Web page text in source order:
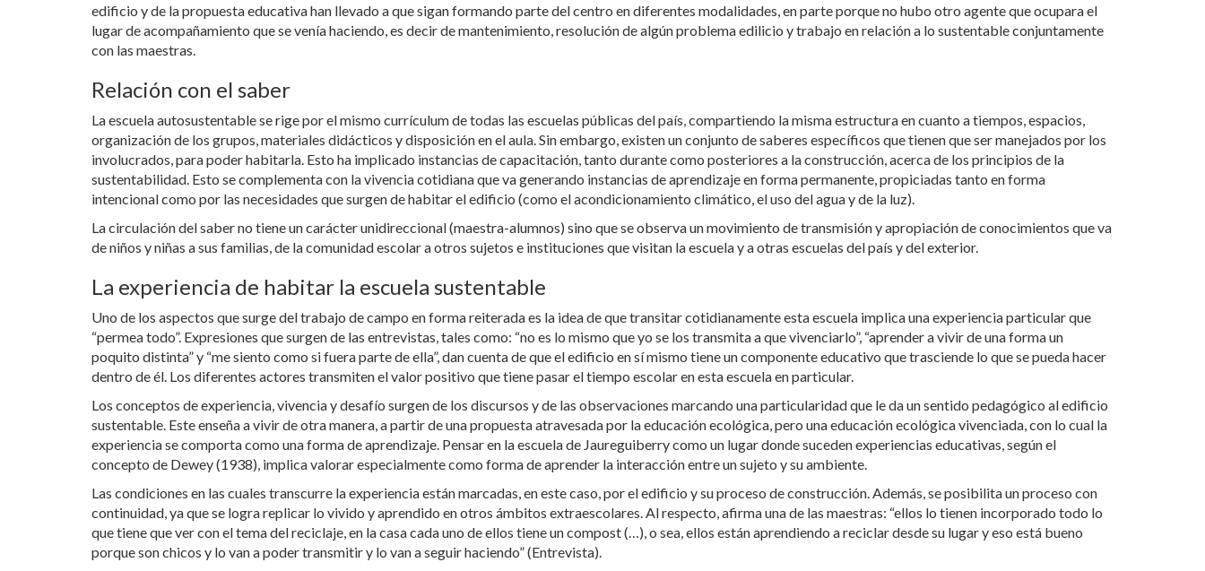
edificio y de la propuesta educativa han llevado a que sigan formando parte del centro en diferentes modalidades, en parte porque no hubo otro agente que ocupara el
lugar de acompañamiento que se venía haciendo, es decir de mantenimiento, resolución de algún problema edilicio y trabajo en relación a lo sustentable conjuntamente
con las maestras.
Relación con el saber
La escuela autosustentable se rige por el mismo currículum de todas las escuelas públicas del país, compartiendo la misma estructura en cuanto a tiempos, espacios,
organización de los grupos, materiales didácticos y disposición en el aula. Sin embargo, existen un conjunto de saberes específicos que tienen que ser manejados por los
involucrados, para poder habitarla. Esto ha implicado instancias de capacitación, tanto durante como posteriores a la construcción, acerca de los principios de la
sustentabilidad. Esto se complementa con la vivencia cotidiana que va generando instancias de aprendizaje en forma permanente, propiciadas tanto en forma
intencional como por las necesidades que surgen de habitar el edificio (como el acondicionamiento climático, el uso del agua y de la luz).
La circulación del saber no tiene un carácter unidireccional (maestra-alumnos) sino que se observa un movimiento de transmisión y apropiación de conocimientos que va
de niños y niñas a sus familias, de la comunidad escolar a otros sujetos e instituciones que visitan la escuela y a otras escuelas del país y del exterior.
La experiencia de habitar la escuela sustentable
Uno de los aspectos que surge del trabajo de campo en forma reiterada es la idea de que transitar cotidianamente esta escuela implica una experiencia particular que
“permea todo”. Expresiones que surgen de las entrevistas, tales como: “no es lo mismo que yo se los transmita a que vivenciarlo”, “aprender a vivir de una forma un
poquito distinta” y “me siento como si fuera parte de ella”, dan cuenta de que el edificio en sí mismo tiene un componente educativo que trasciende lo que se pueda hacer
dentro de él. Los diferentes actores transmiten el valor positivo que tiene pasar el tiempo escolar en esta escuela en particular.
Los conceptos de experiencia, vivencia y desafío surgen de los discursos y de las observaciones marcando una particularidad que le da un sentido pedagógico al edificio
sustentable. Este enseña a vivir de otra manera, a partir de una propuesta atravesada por la educación ecológica, pero una educación ecológica vivenciada, con lo cual la
experiencia se comporta como una forma de aprendizaje. Pensar en la escuela de Jaureguiberry como un lugar donde suceden experiencias educativas, según el
concepto de Dewey (1938), implica valorar especialmente como forma de aprender la interacción entre un sujeto y su ambiente.
Las condiciones en las cuales transcurre la experiencia están marcadas, en este caso, por el edificio y su proceso de construcción. Además, se posibilita un proceso con
continuidad, ya que se logra replicar lo vivido y aprendido en otros ámbitos extraescolares. Al respecto, afirma una de las maestras: “ellos lo tienen incorporado todo lo
que tiene que ver con el tema del reciclaje, en la casa cada uno de ellos tiene un compost (…), o sea, ellos están aprendiendo a reciclar desde su lugar y eso está bueno
porque son chicos y lo van a poder transmitir y lo van a seguir haciendo” (Entrevista).